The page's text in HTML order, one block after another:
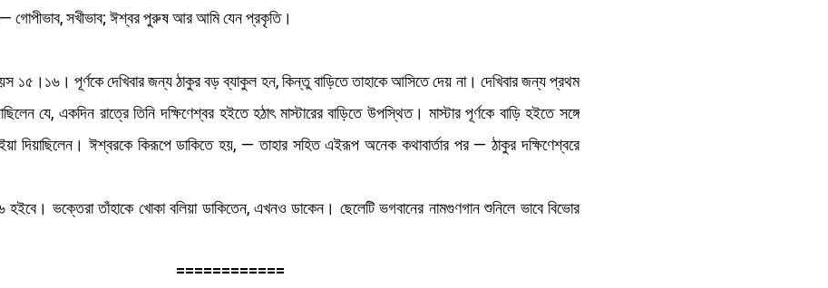
— গোপীভাব, সখীভাব; ঈশ্বর পুরুষ আর আমি যেন প্রকৃতি।
১৫।১৬। পূর্ণকে দেখিবার জন্য ঠাকুর বড় ব্যাকুল হন, কিন্তু বাড়িতে তাহাকে আসিতে দেয় না। দেখিবার জন্য প্রথম
যে, একদিন রাত্রে তিনি দক্ষিণেশ্বর হইতে হঠাৎ মাস্টারের বাড়িতে উপস্থিত। মাস্টার পূর্ণকে বাড়ি হইতে সঙ্গে
দিয়াছিলেন। ঈশ্বরকে কিরূপে ডাকিতে হয়, — তাহার সহিত এইরূপ অনেক কথাবার্তার পর — ঠাকুর দক্ষিণেশ্বরে
ভক্তেরা তাঁহাকে খোকা বলিয়া ডাকিতেন, এখনও ডাকেন। ছেলেটি ভগবানের নামগুণগান শুনিলে ভাবে বিভোর
============